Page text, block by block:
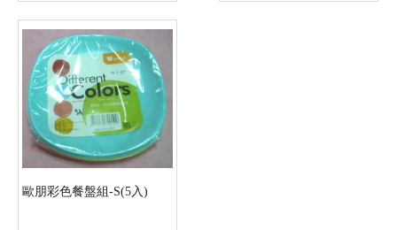
歐朋彩色餐盤組-S(5入)